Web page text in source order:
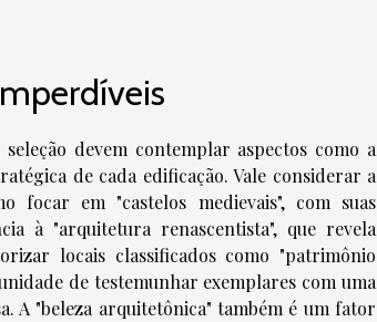
devem contemplar aspectos como a
de cada edificação. Vale considerar a
em "castelos medievais", com suas
à "arquitetura renascentista", que revela
locais classificados como "patrimônio
de testemunhar exemplares com uma
A "beleza arquitetônica" também é um fator